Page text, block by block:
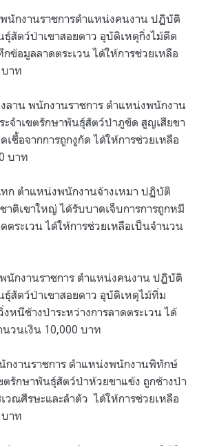
นักงานราชการตำแหน่งคนงาน ปฏิบัติ
ธุ์สัตว์ป่าเขาสอยดาว อุบัติเหตุกิ่งไม้ดีด
ข้อมูลลาดตระเวน ได้ให้การช่วยเหลือ
บาท
ลาน พนักงานราชการ ตำแหน่งพนักงาน
จำเขตรักษาพันธุ์สัตว์ป่าภูขัด สูญเสียขา
ชื้อจากการถูกงูกัด ได้ให้การช่วยเหลือ
บาท
ก ตำแหน่งพนักงานจ้างเหมา ปฏิบัติ
าติเขาใหญ่ ได้รับบาดเจ็บการการถูกหมี
ตระเวน ได้ให้การช่วยเหลือเป็นจำนวน
นักงานราชการ ตำแหน่งคนงาน ปฏิบัติ
ธุ์สัตว์ป่าเขาสอยดาว อุบัติเหตุไม้ทิ่ม
หนีช้างป่าระหว่างการลาดตระเวน ได้
วนเงิน 10,000 บาท
กงานราชการ ตำแหน่งพนักงานพิทักษ์
รักษาพันธุ์สัตว์ป่าห้วยขาแข้ง ถูกช้างป่า
วณศีรษะและลำตัว ได้ให้การช่วยเหลือ
บาท